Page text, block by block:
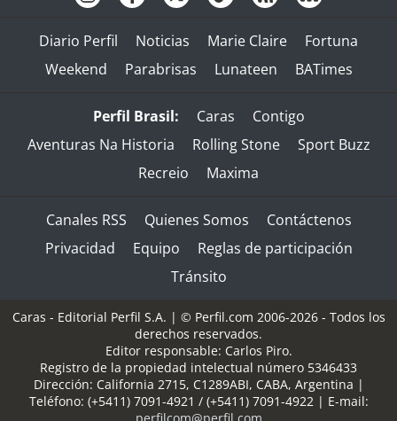
Diario Perfil Noticias Marie Claire
Fortuna
Weekend
Parabrisas Lunateen BATimes
Perfil Brasil: Caras
Contigo
Aventuras Na Historia
Rolling Stone
Sport Buzz
Recreio
Maxima
Canales RSS Quienes Somos
Contáctenos
Privacidad
Equipo
Reglas de participación
Tránsito
Caras - Editorial Perfil S.A. | © Perfil.com 2006-2026 - Todos los
derechos reservados.
Editor responsable: Carlos Piro.
Registro de la propiedad intelectual número 5346433
Dirección: California 2715, C1289ABI, CABA, Argentina |
Teléfono: (+5411) 7091-4921 / (+5411) 7091-4922| E-mail: